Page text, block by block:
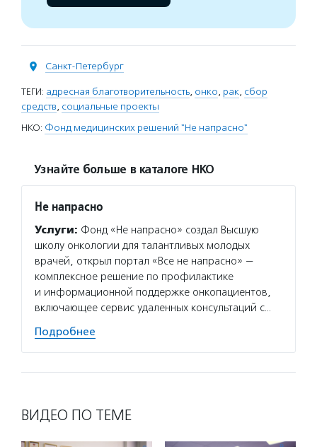
Санкт-Петербург
ТЕГИ: адресная благотворительность, онко, рак, сбор
средств, социальные проекты
НКО: Фонд медицинских решений "Не напрасно"
Узнайте больше в каталоге НКО
Не напрасно
Услуги: Фонд «Не напрасно» создал Высшую
школу онкологии для талантливых молодых
врачей, открыл портал «Все не напрасно» —
комплексное решение по профилактике
и информационной поддержке онкопациентов,
включающее сервис удаленных консультаций с…
Подробнее
ВИДЕО ПО ТЕМЕ